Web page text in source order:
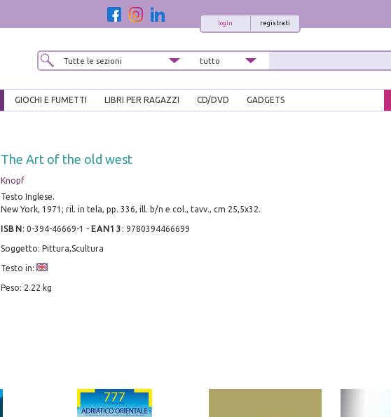
registrati
login
GIOCHI E FUMETTI LIBRI PER RAGAZZI CD/DVD GADGETS
The Art of the old west
Knopf
Testo Inglese.
New York, 1971; ril. in tela, pp. 336, ill. b/n e col., tavv., cm 25,5x32.
ISBN : 0-394-46669-1 - EAN13 : 9780394466699
Soggetto: Pittura,Scultura
Testo in:
Peso: 2.22 kg